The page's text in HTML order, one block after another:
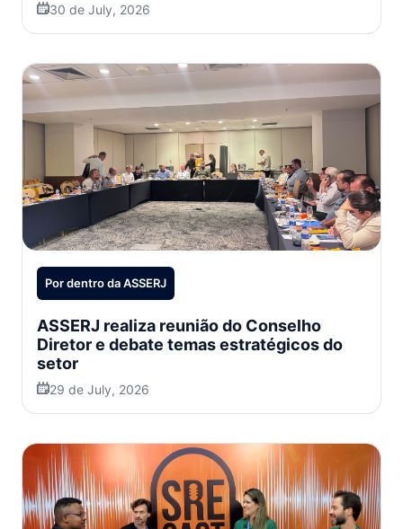
30 de July, 2026
Por dentro da ASSERJ
ASSERJ realiza reunião do Conselho
Diretor e debate temas estratégicos do
setor
29 de July, 2026